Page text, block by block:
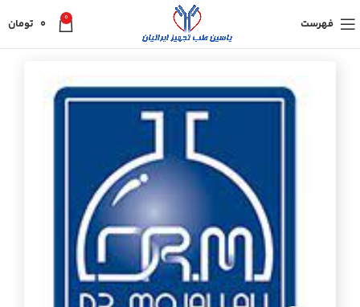
فهرست 0
0 تومان